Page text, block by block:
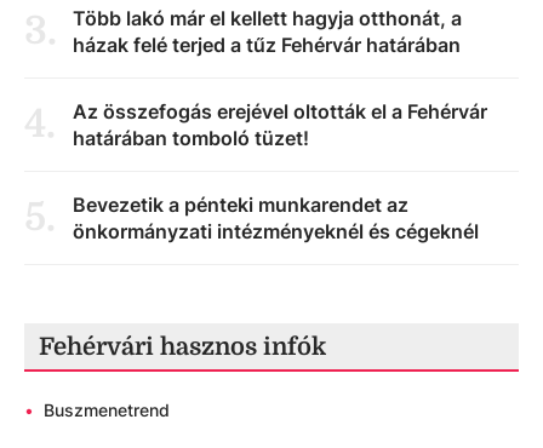
3.
Több lakó már el kellett hagyja otthonát, a
házak felé terjed a tűz Fehérvár határában
4.
Az összefogás erejével oltották el a Fehérvár
határában tomboló tüzet!
5.
Bevezetik a pénteki munkarendet az
önkormányzati intézményeknél és cégeknél
Fehérvári hasznos infók
• Buszmenetrend